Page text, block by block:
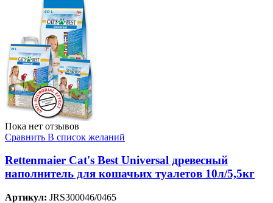
Пока нет отзывов
Сравнить В список желаний
Rettenmaier Cat's Best Universal древесный
наполнитель для кошачьих туалетов 10л/5,5кг
Артикул: JRS300046/0465